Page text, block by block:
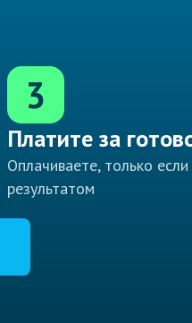
3
Платите за
Оплачиваете, только
результатом